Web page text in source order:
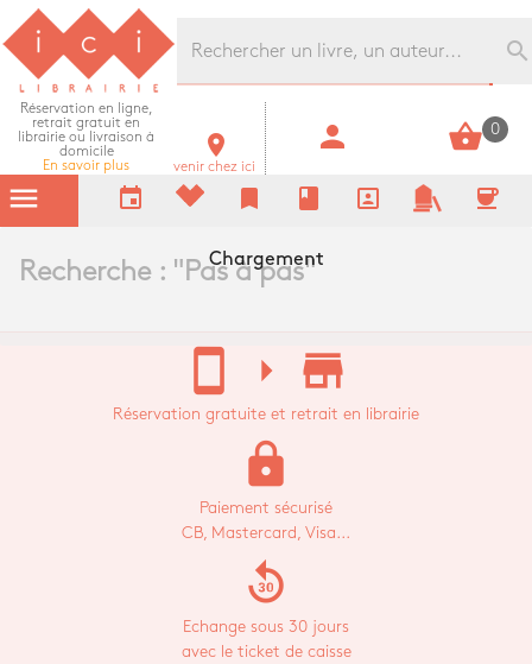
Librairie Ici Grands Boulevards
search
Réservation en ligne,
retrait gratuit en
librairie ou livraison à
domicile
En savoir plus
room
venir chez ici
person shopping_basket 0
menu event bookmark book portrait coffee
Recherche : " Pas à pas"
Chargement
stay_current_portrait arrow_right store_mall_directory
Réservation gratuite et retrait en librairie
lock
Paiement sécurisé
CB, Mastercard, Visa...
replay_30
Echange sous 30 jours
avec le ticket de caisse